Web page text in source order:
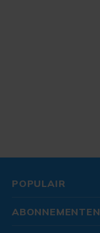
POPULAIR
ABONNEMENTEN